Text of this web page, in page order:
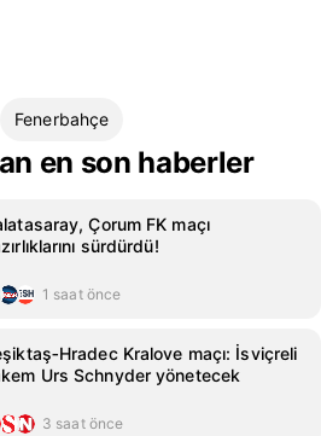
Fenerbahçe
en son haberler
Çorum FK maçı
sürdürdü!
1 saat önce
Kralove maçı: İsviçreli
Urs Schnyder yönetecek
3 saat önce